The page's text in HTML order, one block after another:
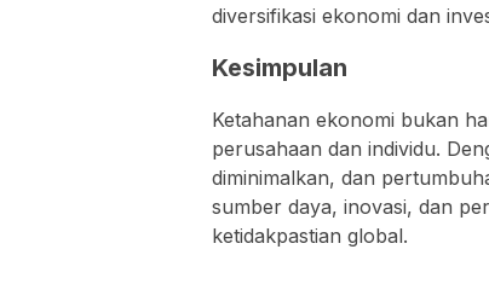
diversifikasi ekonomi dan
Kesimpulan
Ketahanan ekonomi bukan
perusahaan dan individu.
diminimalkan, dan
sumber daya, inovasi, dan
ketidakpastian global.